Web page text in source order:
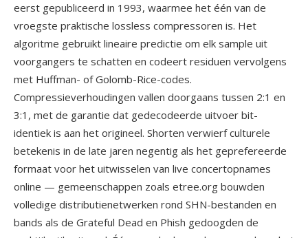
eerst gepubliceerd in 1993, waarmee het één van de
vroegste praktische lossless compressoren is. Het
algoritme gebruikt lineaire predictie om elk sample uit
voorgangers te schatten en codeert residuen vervolgens
met Huffman- of Golomb-Rice-codes.
Compressieverhoudingen vallen doorgaans tussen 2:1 en
3:1, met de garantie dat gedecodeerde uitvoer bit-
identiek is aan het origineel. Shorten verwierf culturele
betekenis in de late jaren negentig als het geprefereerde
formaat voor het uitwisselen van live concertopnames
online — gemeenschappen zoals etree.org bouwden
volledige distributienetwerken rond SHN-bestanden en
bands als de Grateful Dead en Phish gedoogden de